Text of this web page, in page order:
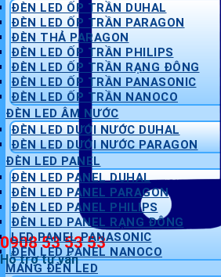
0908 53 53 53
Hỗ trợ tư vấn
ĐÈN LED ỐP TRẦN DUHAL
ĐÈN LED ỐP TRẦN PARAGON
ĐÈN THẢ PARAGON
ĐÈN LED ỐP TRẦN PHILIPS
ĐÈN LED ỐP TRẦN RẠNG ĐÔNG
ĐÈN LED ỐP TRẦN PANASONIC
ĐÈN LED ỐP TRẦN NANOCO
ĐÈN LED ÂM NƯỚC
ĐÈN LED DƯỚI NƯỚC DUHAL
ĐÈN LED DƯỚI NƯỚC PARAGON
ĐÈN LED PANEL
ĐÈN LED PANEL DUHAL
ĐÈN LED PANEL PARAGON
ĐÈN LED PANEL PHILIPS
ĐÈN LED PANEL RẠNG ĐÔNG
LED PANEL PANASONIC
ĐÈN LED PANEL NANOCO
MÁNG ĐÈN LED